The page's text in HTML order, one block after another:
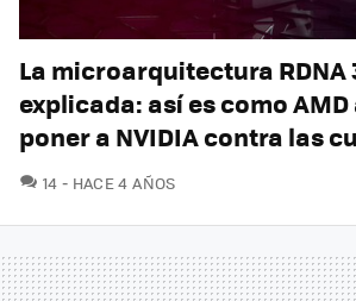
La microarquitectura RDNA
explicada: así es como
poner a NVIDIA contra las
14 COMENTARIOS
HACE 4 AÑOS